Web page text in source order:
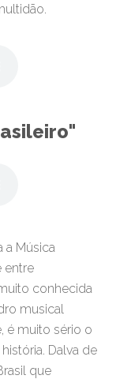
a Música
entre
conhecida
musical
é muito sério o
Dalva de
que